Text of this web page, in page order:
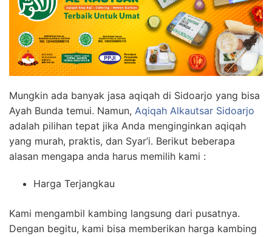
Mungkin ada banyak jasa aqiqah di Sidoarjo yang bisa
Ayah Bunda temui. Namun, Aqiqah Alkautsar Sidoarjo
adalah pilihan tepat jika Anda menginginkan aqiqah
yang murah, praktis, dan Syar’i. Berikut beberapa
alasan mengapa anda harus memilih kami :
Harga Terjangkau
Kami mengambil kambing langsung dari pusatnya.
Dengan begitu, kami bisa memberikan harga kambing